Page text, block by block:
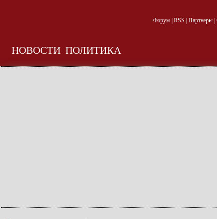
Форум| RSS Партнеры|
НОВОСТИ ПОЛИТИКА